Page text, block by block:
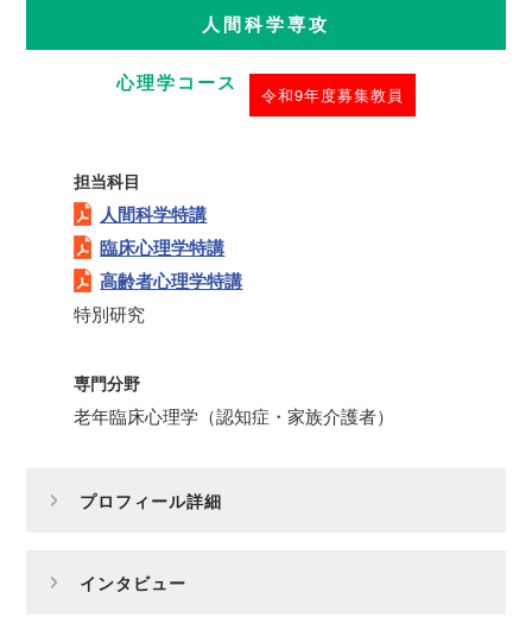
人間科学専攻
心理学コース 令和9年度募集教員
担当科目
人間科学特講
臨床心理学特講
高齢者心理学特講
特別研究
専門分野
老年臨床心理学（認知症・家族介護者）
プロフィール詳細
インタビュー